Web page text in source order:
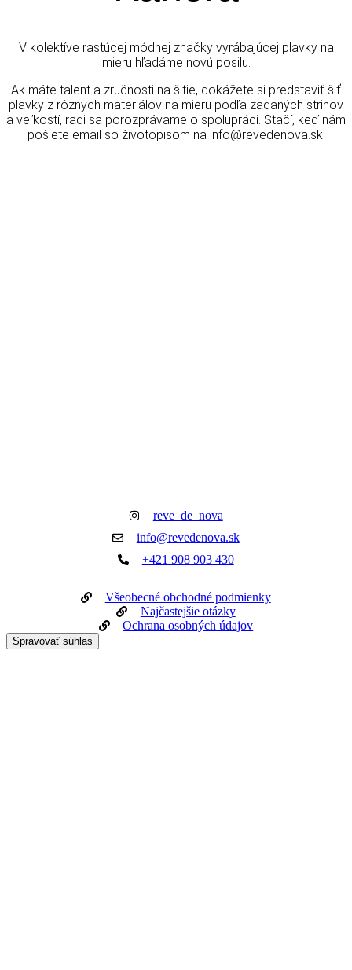
V kolektíve rastúcej módnej značky vyrábajúcej plavky na
mieru hľadáme novú posilu.
Ak máte talent a zručnosti na šitie, dokážete si predstaviť šiť
plavky z rôznych materiálov na mieru podľa zadaných strihov
a veľkostí, radi sa porozprávame o spolupráci. Stačí, keď nám
pošlete email so životopisom na info@revedenova.sk.
reve_de_nova
info@revedenova.sk
+421 908 903 430
Všeobecné obchodné podmienky
Najčastejšie otázky
Ochrana osobných údajov
Spravovať súhlas